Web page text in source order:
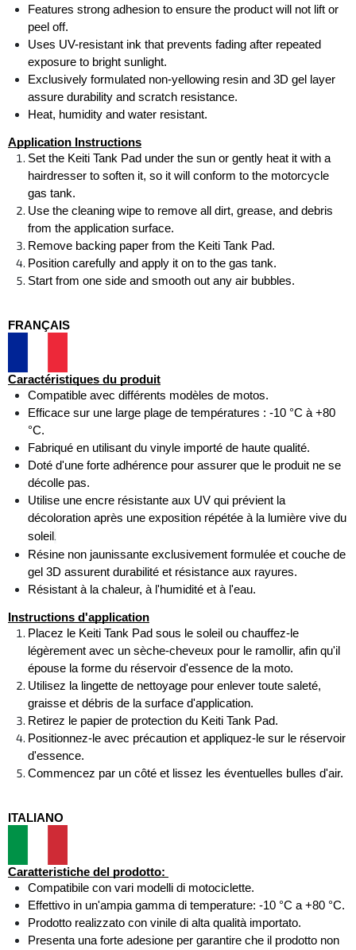
Features strong adhesion to ensure the product will not lift or
peel off.
Uses UV-resistant ink that prevents fading after repeated
exposure to bright sunlight.
Exclusively formulated non-yellowing resin and 3D gel layer
assure durability and scratch resistance.
Heat, humidity and water resistant.
Application Instructions
Set the Keiti Tank Pad under the sun or gently heat it with a
hairdresser to soften it, so it will conform to the motorcycle
gas tank.
Use the cleaning wipe to remove all dirt, grease, and debris
from the application surface.
Remove backing paper from the Keiti Tank Pad.
Position carefully and apply it on to the gas tank.
Start from one side and smooth out any air bubbles.
FRANÇAIS
Caractéristiques du produit
Compatible avec différents modèles de motos.
Efficace sur une large plage de températures : -10 °C à +80
°C.
Fabriqué en utilisant du vinyle importé de haute qualité.
Doté d'une forte adhérence pour assurer que le produit ne se
décolle pas.
Utilise une encre résistante aux UV qui prévient la
décoloration après une exposition répétée à la lumière vive du
soleil.
Résine non jaunissante exclusivement formulée et couche de
gel 3D assurent durabilité et résistance aux rayures.
Résistant à la chaleur, à l'humidité et à l'eau.
Instructions d'application
Placez le Keiti Tank Pad sous le soleil ou chauffez-le
légèrement avec un sèche-cheveux pour le ramollir, afin qu'il
épouse la forme du réservoir d'essence de la moto.
Utilisez la lingette de nettoyage pour enlever toute saleté,
graisse et débris de la surface d'application.
Retirez le papier de protection du Keiti Tank Pad.
Positionnez-le avec précaution et appliquez-le sur le réservoir
d'essence.
Commencez par un côté et lissez les éventuelles bulles d'air.
ITALIANO
Caratteristiche del prodotto:
Compatibile con vari modelli di motociclette.
Effettivo in un'ampia gamma di temperature: -10 °C a +80 °C.
Prodotto realizzato con vinile di alta qualità importato.
Presenta una forte adesione per garantire che il prodotto non